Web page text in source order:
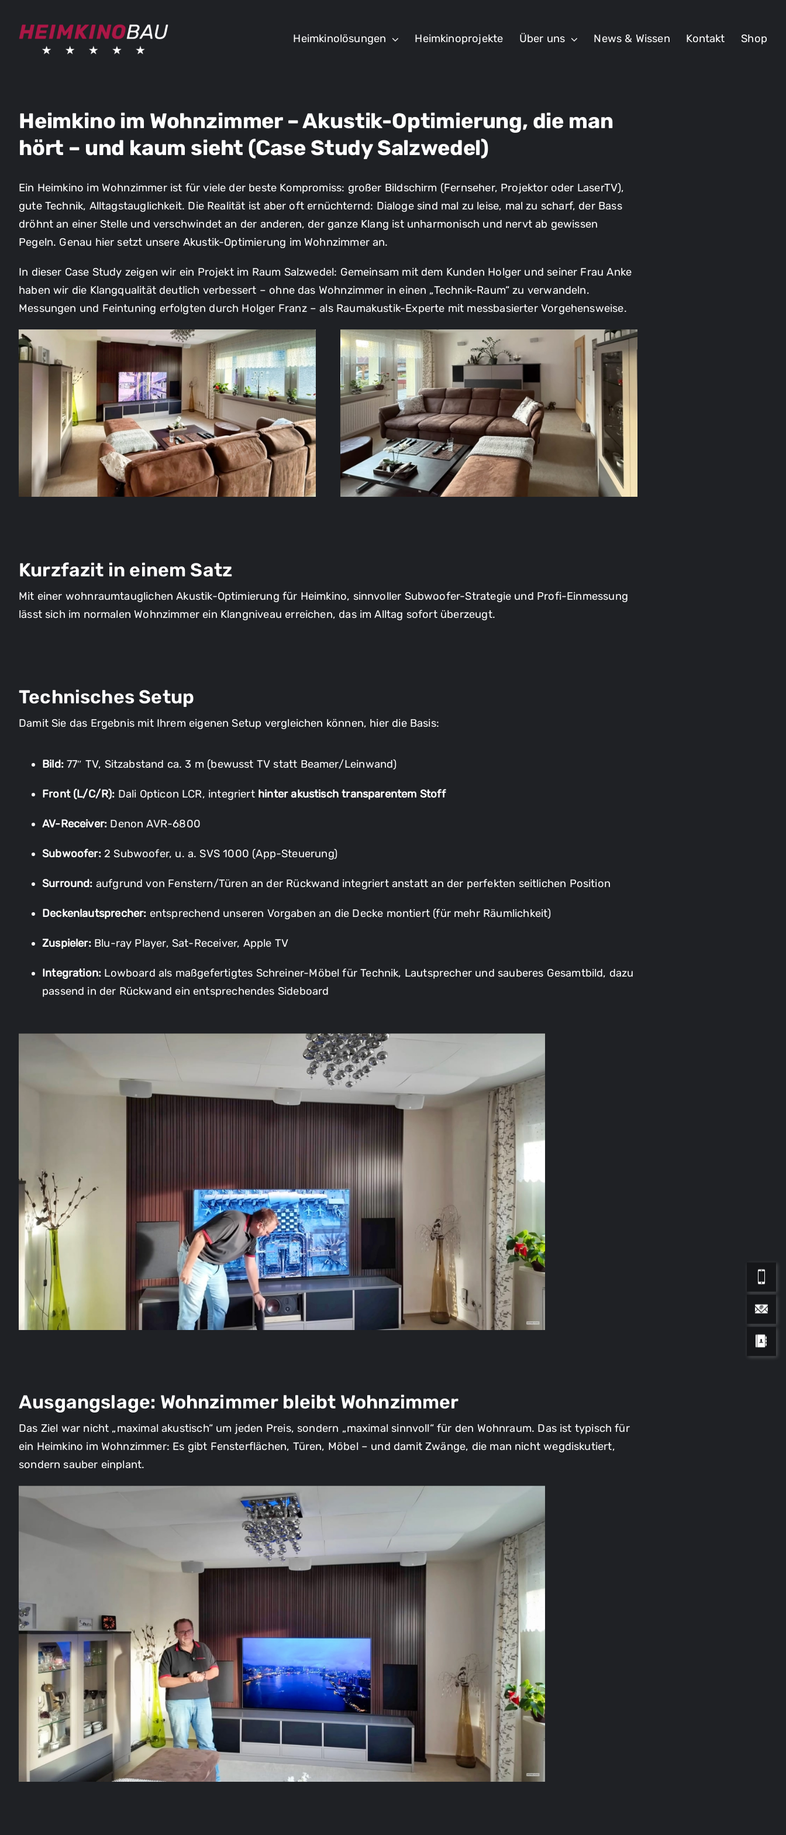
Heimkinolösungen Heimkinoprojekte Über uns News & Wissen Kontakt Shop
Heimkino im Wohnzimmer – Akustik-Optimierung, die man
hört – und kaum sieht (Case Study Salzwedel)
Ein Heimkino im Wohnzimmer ist für viele der beste Kompromiss: großer Bildschirm (Fernseher, Projektor oder LaserTV),
gute Technik, Alltagstauglichkeit. Die Realität ist aber oft ernüchternd: Dialoge sind mal zu leise, mal zu scharf, der Bass
dröhnt an einer Stelle und verschwindet an der anderen, der ganze Klang ist unharmonisch und nervt ab gewissen
Pegeln. Genau hier setzt unsere Akustik-Optimierung im Wohnzimmer an.
In dieser Case Study zeigen wir ein Projekt im Raum Salzwedel: Gemeinsam mit dem Kunden Holger und seiner Frau Anke
haben wir die Klangqualität deutlich verbessert – ohne das Wohnzimmer in einen „Technik-Raum“ zu verwandeln.
Messungen und Feintuning erfolgten durch Holger Franz – als Raumakustik-Experte mit messbasierter Vorgehensweise.
Kurzfazit in einem Satz
Mit einer wohnraumtauglichen Akustik-Optimierung für Heimkino, sinnvoller Subwoofer-Strategie und Profi-Einmessung
lässt sich im normalen Wohnzimmer ein Klangniveau erreichen, das im Alltag sofort überzeugt.
Technisches Setup
Damit Sie das Ergebnis mit Ihrem eigenen Setup vergleichen können, hier die Basis:
Bild:77″ TV, Sitzabstand ca. 3 m (bewusst TV statt Beamer/Leinwand)
Front (L/C/R): Dali Opticon LCR, integriert hinter akustisch transparentem Stoff
AV-Receiver: Denon AVR-6800
Subwoofer:2 Subwoofer, u. a. SVS 1000 (App-Steuerung)
Surround: aufgrund von Fenstern/Türen an der Rückwand integriert anstatt an der perfekten seitlichen Position
Deckenlautsprecher: entsprechend unseren Vorgaben an die Decke montiert (für mehr Räumlichkeit)
Zuspieler:Blu-ray Player, Sat-Receiver, Apple TV
Integration: Lowboard als maßgefertigtes Schreiner-Möbel für Technik, Lautsprecher und sauberes Gesamtbild, dazu
passend in der Rückwand ein entsprechendes Sideboard
Ausgangslage: Wohnzimmer bleibt Wohnzimmer
Das Ziel war nicht „maximal akustisch“ um jeden Preis, sondern „maximal sinnvoll“ für den Wohnraum. Das ist typisch für
ein Heimkino im Wohnzimmer: Es gibt Fensterflächen, Türen, Möbel – und damit Zwänge, die man nicht wegdiskutiert,
sondern sauber einplant.
Ich bin interessiert an einer Akustikoptimierung in
meinen Räumen:
Hifi / Stereo
Mehrkanal Wohnraum
Mehrkanal Heimkinoraum
Bitte kontaktieren Sie mich für eine
Terminabstimmung.
Ich stimme der
Anfrage absenden
Heimkinos
Ich bin interessiert an einer Vorführung in
Ihrem Referenz-Heimkino. Bitte kontaktieren
Sie mich für eine Terminabstimmung.
Feld mit * ist erforderlich
Ich stimme der
Anfrage absenden
Ihre Terminanfrage
Beratungstermin. Wir melden uns
schnellstmöglich bei Ihnen. Wir freuen uns
Feld mit * ist erforderlich
Ich stimme der Datenschutzerklärungzu.
Anfrage absenden